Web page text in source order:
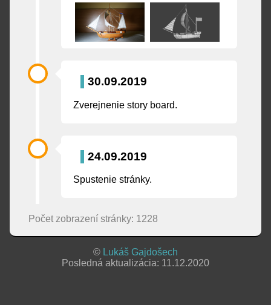
30.09.2019
Zverejnenie story board.
24.09.2019
Spustenie stránky.
Počet zobrazení stránky: 1228
© Lukáš Gajdošech
Posledná aktualizácia: 11.12.2020